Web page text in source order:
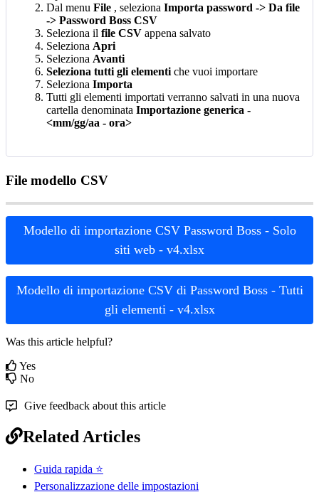
Dal menu File , seleziona Importa password -> Da file
-> Password Boss CSV
Seleziona il file CSV appena salvato
Seleziona Apri
Seleziona Avanti
Seleziona tutti gli elementi che vuoi importare
Seleziona Importa
Tutti gli elementi importati verranno salvati in una nuova
cartella denominata Importazione generica -
<mm/gg/aa - ora>
File modello CSV
Modello di importazione CSV Password Boss - Solo
siti web - v4.xlsx
Modello di importazione CSV di Password Boss - Tutti
gli elementi - v4.xlsx
Was this article helpful?
Yes
No
Give feedback about this article
Related Articles
Guida rapida ⭐
Personalizzazione delle impostazioni